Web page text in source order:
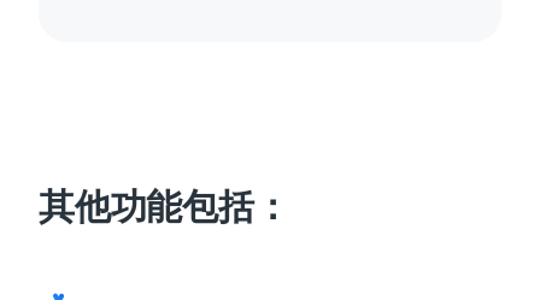
其他功能包括：